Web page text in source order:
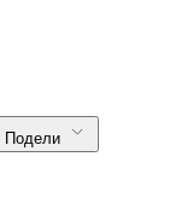
или Подели